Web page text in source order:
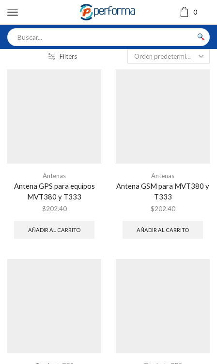
0
Filters
Antenas
Antena GPS para equipos
MVT380 y T333
$202.40
AÑADIR AL CARRITO
Antenas
Antena GSM para MVT380 y
T333
$202.40
AÑADIR AL CARRITO